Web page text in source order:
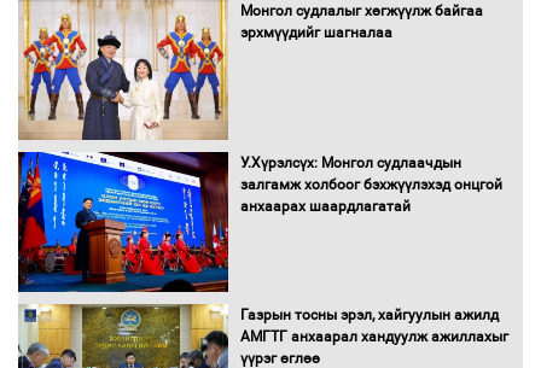
Монгол судлалыг хөгжүүлж байгаа
эрхмүүдийг шагналаа
У.Хүрэлсүх: Монгол судлаачдын
залгамж холбоог бэхжүүлэхэд онцгой
анхаарах шаардлагатай
Газрын тосны эрэл, хайгуулын ажилд
АМГТГ анхаарал хандуулж ажиллахыг
үүрэг өглөө